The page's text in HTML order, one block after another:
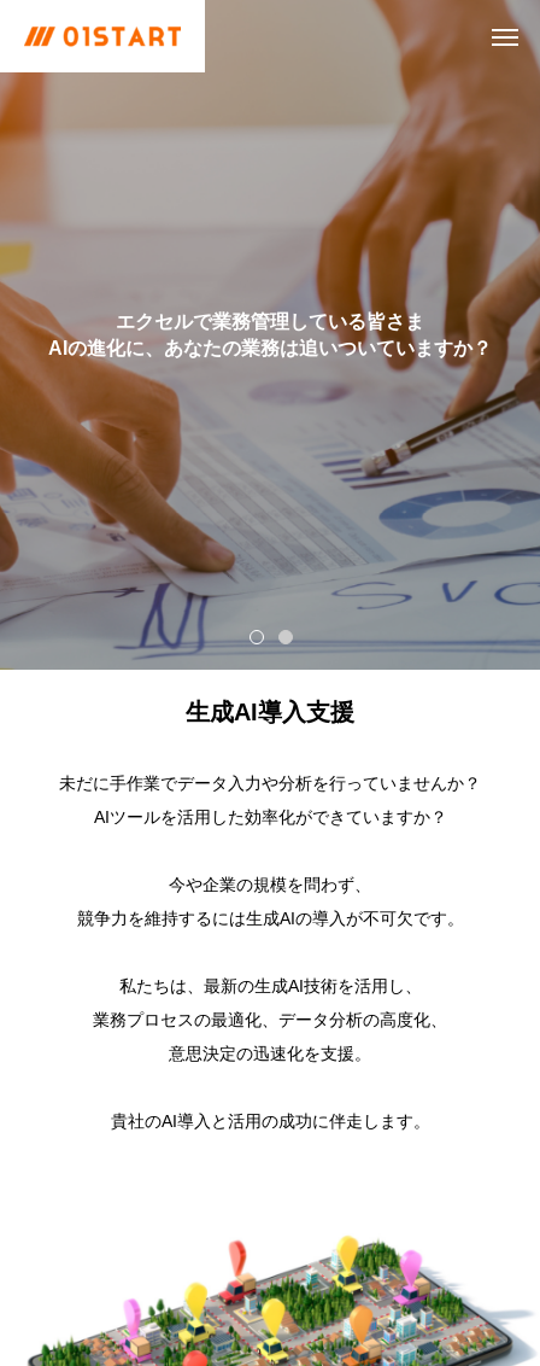
生成AIで未来 を創造。
あな たのビジネスを次のステージへ
エクセルで業務管理している皆さま
AIの進化に、あなたの業務は追いついていますか？
生成AI導入支援
未だに手作業でデータ入力や分析を行っていませんか？
AIツールを活用した効率化ができていますか？
今や企業の規模を問わず、
競争力を維持するには生成AIの導入が不可欠です。
私たちは、最新の生成AI技術を活用し、
業務プロセスの最適化、データ分析の高度化、
意思決定の迅速化を支援。
貴社のAI導入と活用の成功に伴走します。